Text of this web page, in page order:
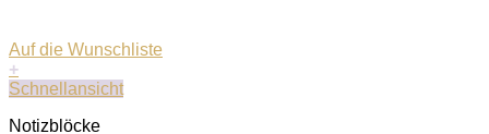
Auf die Wunschliste
+
Schnellansicht
Notizblöcke